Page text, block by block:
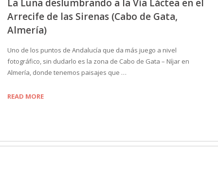
La Luna deslumbrando a la Vía Láctea en el
Arrecife de las Sirenas (Cabo de Gata,
Almería)
Uno de los puntos de Andalucía que da más juego a nivel
fotográfico, sin dudarlo es la zona de Cabo de Gata – Níjar en
Almería, donde tenemos paisajes que …
READ MORE